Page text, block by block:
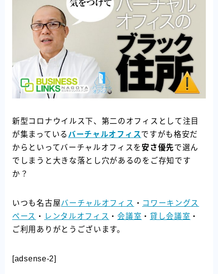
お問い合わせ
ご利用の流れ
アクセス
会社案内
新型コロナウイルス下、第二のオフィスとして注目
が集まっている バーチャルオフィスですがも格安だ
からといってバーチャルオフィスを安さ優先で選ん
でしまうと大きな落とし穴があるのをご存知です
か？
いつも名古屋バーチャルオフィス ・ コワーキングス
ペース ・ レンタルオフィス ・会議室 ・ 貸し会議室 ・
ご利用ありがとうございます。
[adsense-2]